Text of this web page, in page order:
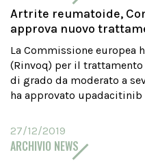
Artrite reumatoide,
approva nuovo
La Commissione europea
(Rinvoq) per il
di grado da moderato a
ha approvato upadacitinib
27/12/2019
ARCHIVIO NEWS